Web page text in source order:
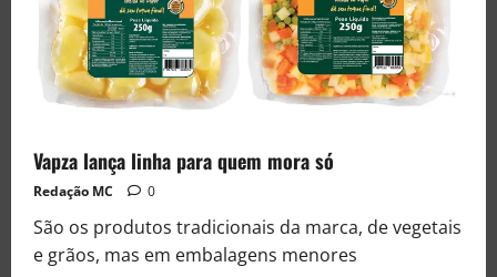
Vapza lança linha para quem mora só
Redação MC 0
São os produtos tradicionais da marca, de vegetais
e grãos, mas em embalagens menores